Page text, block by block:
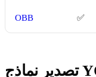
OBB ✅
تصدير نماذج YOLO26 إلى TF